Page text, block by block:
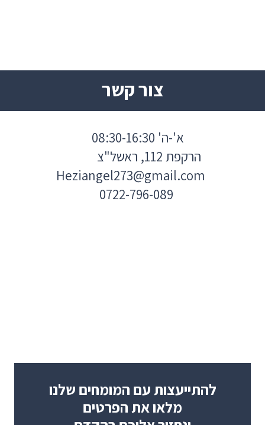
להתייעצות עם המומחים שלנו
מלאו את הפרטים
0722-796-089
Heziangel273@gmail.com
הרקפת 112, ראשל"צ
א'-ה' 08:30-16:30
צור קשר